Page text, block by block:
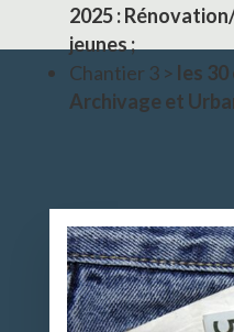
2025 :
jeunes ;
Chantier 3 > les
Archivage et